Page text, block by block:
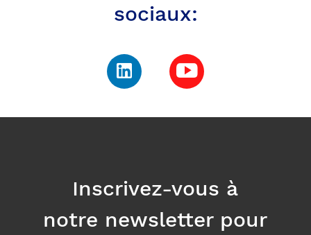
sociaux:
Inscrivez-vous à
notre newsletter pour